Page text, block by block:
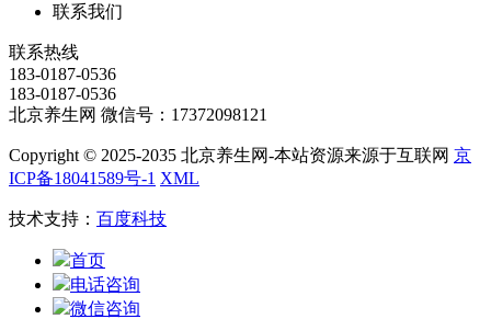
联系我们
联系热线
183-0187-0536
183-0187-0536
北京养生网 微信号：17372098121
Copyright © 2025-2035 北京养生网-本站资源来源于互联网 京
ICP备18041589号-1 XML
技术支持： 百度科技
首页
电话咨询
微信咨询